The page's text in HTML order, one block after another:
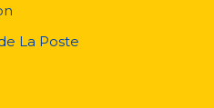
La Poste